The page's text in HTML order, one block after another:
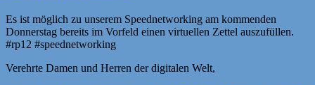
Es ist möglich zu unserem Speednetworking am kommenden
Donnerstag bereits im Vorfeld einen virtuellen Zettel auszufüllen.
#rp12 #speednetworking
Verehrte Damen und Herren der digitalen Welt,